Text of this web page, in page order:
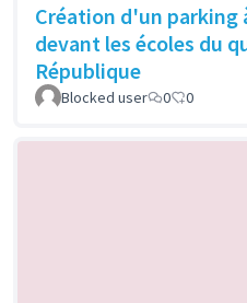
Création d'un
devant les écoles du
République
Blocked user 0 0